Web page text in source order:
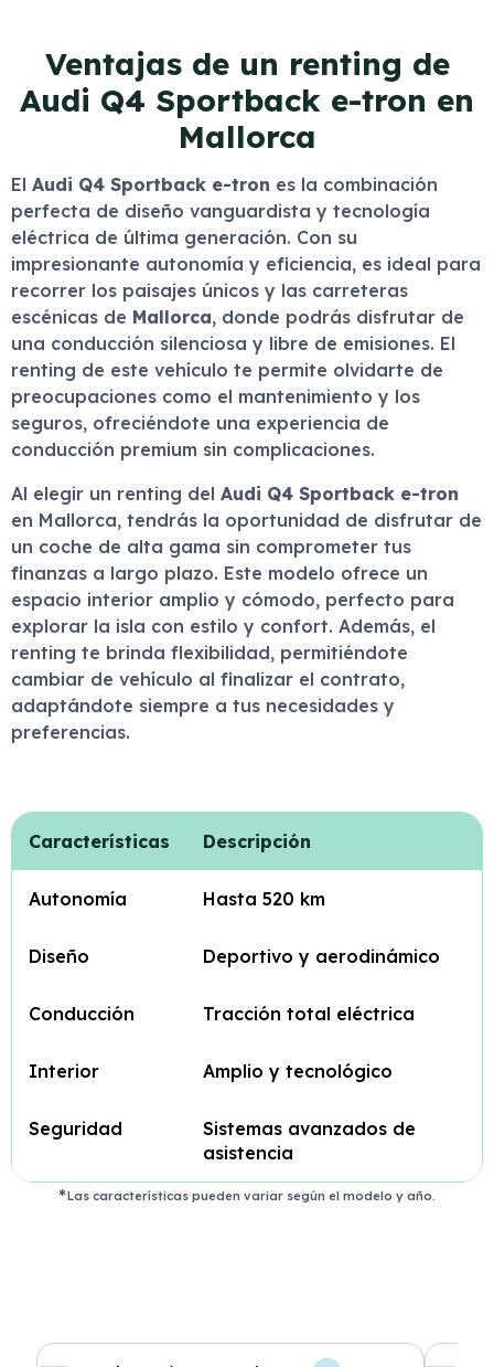
Ventajas de un renting de
Audi Q4 Sportback e-tron en
Mallorca
El Audi Q4 Sportback e-tron es la combinación
perfecta de diseño vanguardista y tecnología
eléctrica de última generación. Con su
impresionante autonomía y eficiencia, es ideal para
recorrer los paisajes únicos y las carreteras
escénicas de Mallorca, donde podrás disfrutar de
una conducción silenciosa y libre de emisiones. El
renting de este vehículo te permite olvidarte de
preocupaciones como el mantenimiento y los
seguros, ofreciéndote una experiencia de
conducción premium sin complicaciones.
Al elegir un renting del Audi Q4 Sportback e-tron
en Mallorca, tendrás la oportunidad de disfrutar de
un coche de alta gama sin comprometer tus
finanzas a largo plazo. Este modelo ofrece un
espacio interior amplio y cómodo, perfecto para
explorar la isla con estilo y confort. Además, el
renting te brinda flexibilidad, permitiéndote
cambiar de vehículo al finalizar el contrato,
adaptándote siempre a tus necesidades y
preferencias.
Características Descripción
Autonomía Hasta 520 km
Diseño Deportivo y aerodinámico
Conducción Tracción total eléctrica
Interior Amplio y tecnológico
Seguridad
Sistemas avanzados de
asistencia
Las características pueden variar según el modelo y año.